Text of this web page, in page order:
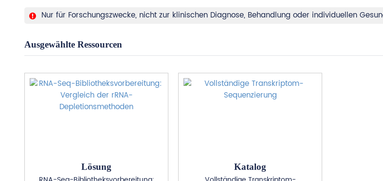
Nur für Forschungszwecke, nicht zur klinischen Diagnose, Behandlung oder individuellen
Ausgewählte Ressourcen
Lösung Katalog